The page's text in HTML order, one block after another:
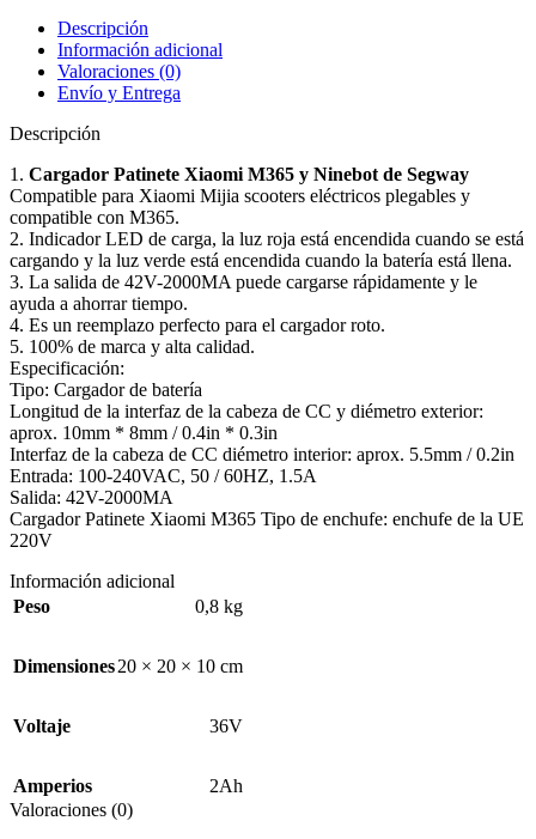
Descripción
Información adicional
Valoraciones (0)
Envío y Entrega
Descripción
1. Cargador Patinete Xiaomi M365 y Ninebot de Segway
Compatible para Xiaomi Mijia scooters eléctricos plegables y
compatible con M365.
2. Indicador LED de carga, la luz roja está encendida cuando se está
cargando y la luz verde está encendida cuando la batería está llena.
3. La salida de 42V-2000MA puede cargarse rápidamente y le
ayuda a ahorrar tiempo.
4. Es un reemplazo perfecto para el cargador roto.
5. 100% de marca y alta calidad.
Especificación:
Tipo: Cargador de batería
Longitud de la interfaz de la cabeza de CC y diémetro exterior:
aprox. 10mm * 8mm / 0.4in * 0.3in
Interfaz de la cabeza de CC diémetro interior: aprox. 5.5mm / 0.2in
Entrada: 100-240VAC, 50 / 60HZ, 1.5A
Salida: 42V-2000MA
Cargador Patinete Xiaomi M365 Tipo de enchufe: enchufe de la UE
220V
Información adicional
Peso
0,8 kg
Dimensiones20 × 20 × 10 cm
Voltaje 36V
Amperios
2Ah
Valoraciones (0)